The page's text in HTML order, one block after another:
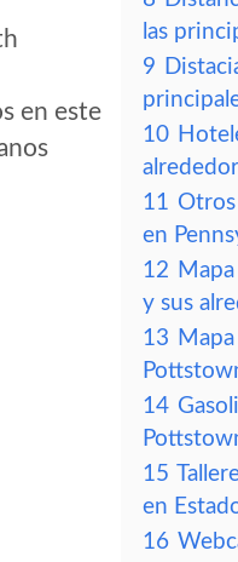
en este
las
9
10
11
en
12
y sus
13
14
15
en
16